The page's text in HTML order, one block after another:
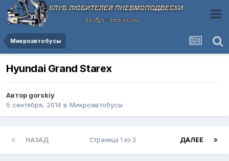
Микроавтобусы
Hyundai Grand Starex
Автор gorskiy
5 сентября, 2014 в Микроавтобусы
НАЗАД ДАЛЕЕ
Страница 1 из 3